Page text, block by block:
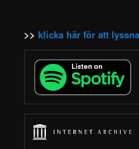
>>klicka här för att